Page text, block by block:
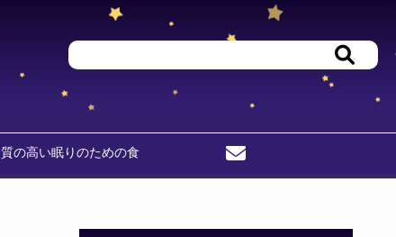
質の高い眠りのための食